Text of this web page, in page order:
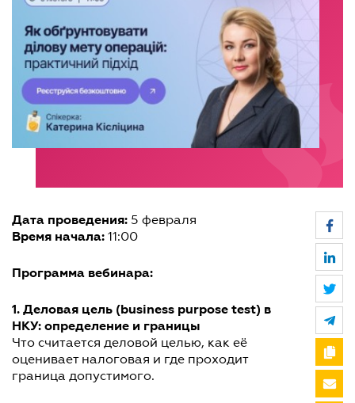
Дата проведения: 5 февраля
Время начала: 11:00
Программа вебинара:
1. Деловая цель (business purpose test) в
НКУ: определение и границы
Что считается деловой целью, как её
оценивает налоговая и где проходит
граница допустимого.